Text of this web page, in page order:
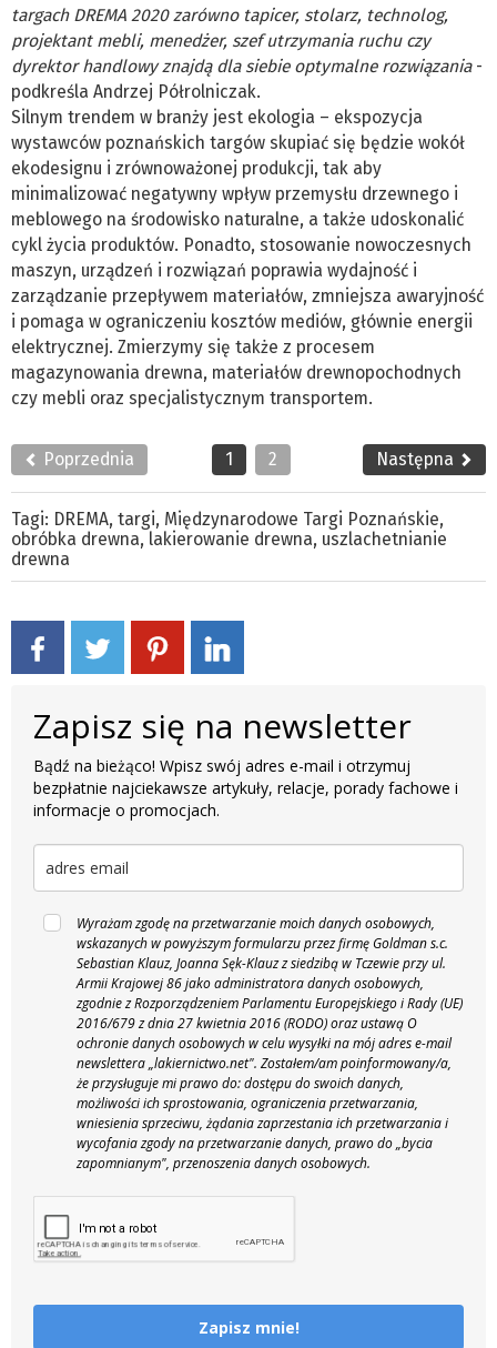
targach DREMA 2020 zarówno tapicer, stolarz, technolog,
projektant mebli, menedżer, szef utrzymania ruchu czy
dyrektor handlowy znajdą dla siebie optymalne rozwiązania-
podkreśla Andrzej Półrolniczak.
Silnym trendem w branży jest ekologia – ekspozycja
wystawców poznańskich targów skupiać się będzie wokół
ekodesignu i zrównoważonej produkcji, tak aby
minimalizować negatywny wpływ przemysłu drzewnego i
meblowego na środowisko naturalne, a także udoskonalić
cykl życia produktów. Ponadto, stosowanie nowoczesnych
maszyn, urządzeń i rozwiązań poprawia wydajność i
zarządzanie przepływem materiałów, zmniejsza awaryjność
i pomaga w ograniczeniu kosztów mediów, głównie energii
elektrycznej. Zmierzymy się także z procesem
magazynowania drewna, materiałów drewnopochodnych
czy mebli oraz specjalistycznym transportem.
Poprzednia 1 2 Następna
Tagi: DREMA, targi, Międzynarodowe Targi Poznańskie,
obróbka drewna, lakierowanie drewna, uszlachetnianie
drewna
Zapisz się na newsletter
Bądź na bieżąco! Wpisz swój adres e-mail i otrzymuj
bezpłatnie najciekawsze artykuły, relacje, porady fachowe i
informacje o promocjach.
Wyrażam zgodę na przetwarzanie moich danych osobowych,
wskazanych w powyższym formularzu przez firmę Goldman s.c.
Sebastian Klauz, Joanna Sęk-Klauz z siedzibą w Tczewie przy ul.
Armii Krajowej 86 jako administratora danych osobowych,
zgodnie z Rozporządzeniem Parlamentu Europejskiego i Rady (UE)
2016/679 z dnia 27 kwietnia 2016 (RODO) oraz ustawą O
ochronie danych osobowych w celu wysyłki na mój adres e-mail
newslettera „lakiernictwo.net". Zostałem/am poinformowany/a,
że przysługuje mi prawo do: dostępu do swoich danych,
możliwości ich sprostowania, ograniczenia przetwarzania,
wniesienia sprzeciwu, żądania zaprzestania ich przetwarzania i
wycofania zgody na przetwarzanie danych, prawo do „bycia
zapomnianym", przenoszenia danych osobowych.
Zapisz mnie!